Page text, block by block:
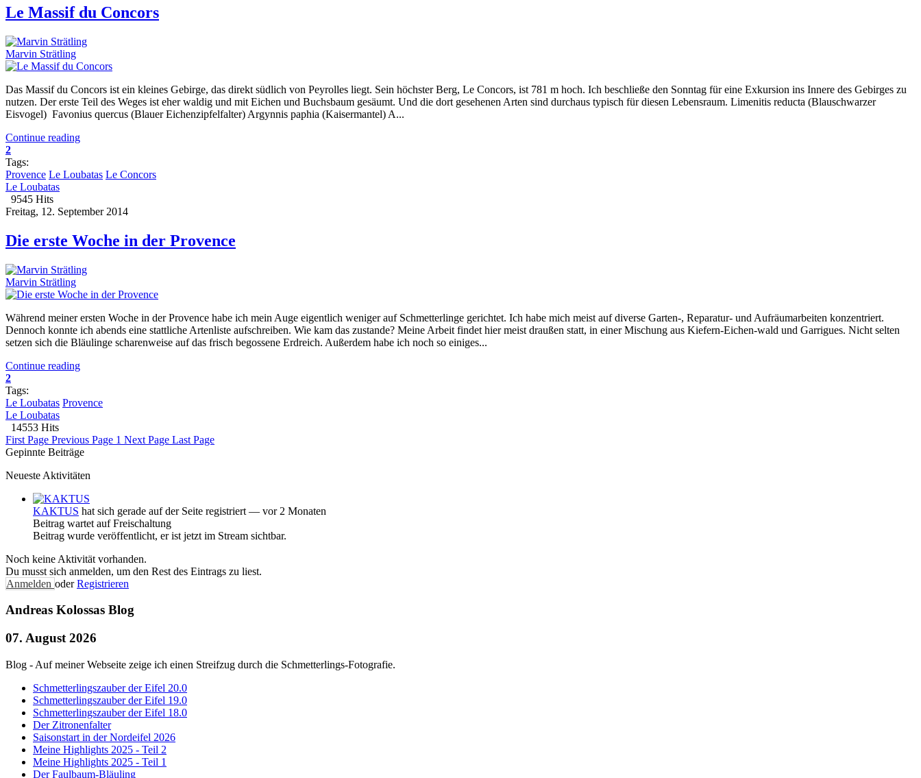
Le Massif du Concors
Marvin Strätling
Das Massif du Concors ist ein kleines Gebirge, das direkt südlich von Peyrolles liegt. Sein höchster Berg, Le Concors, ist 781 m hoch. Ich beschließe den Sonntag für eine Exkursion ins Innere des Gebirges zu
nutzen. Der erste Teil des Weges ist eher waldig und mit Eichen und Buchsbaum gesäumt. Und die dort gesehenen Arten sind durchaus typisch für diesen Lebensraum. Limenitis reducta (Blauschwarzer
Eisvogel) Favonius quercus (Blauer Eichenzipfelfalter) Argynnis paphia (Kaisermantel) A...
Continue reading
2
Tags:
Provence Le Loubatas Le Concors
Le Loubatas
9545 Hits
Freitag, 12. September 2014
Die erste Woche in der Provence
Marvin Strätling
Während meiner ersten Woche in der Provence habe ich mein Auge eigentlich weniger auf Schmetterlinge gerichtet. Ich habe mich meist auf diverse Garten-, Reparatur- und Aufräumarbeiten konzentriert.
Dennoch konnte ich abends eine stattliche Artenliste aufschreiben. Wie kam das zustande? Meine Arbeit findet hier meist draußen statt, in einer Mischung aus Kiefern-Eichen-wald und Garrigues. Nicht selten
setzen sich die Bläulinge scharenweise auf das frisch begossene Erdreich. Außerdem habe ich noch so einiges...
Continue reading
2
Tags:
Le Loubatas Provence
Le Loubatas
14553 Hits
First Page Previous Page 1 Next Page Last Page
Gepinnte Beiträge
Neueste Aktivitäten
KAKTUS hat sich gerade auf der Seite registriert — vor 2 Monaten
Beitrag wartet auf Freischaltung
Beitrag wurde veröffentlicht, er ist jetzt im Stream sichtbar.
Noch keine Aktivität vorhanden.
Du musst sich anmelden, um den Rest des Eintrags zu liest.
Anmelden oderRegistrieren
Andreas Kolossas Blog
07. August 2026
Blog - Auf meiner Webseite zeige ich einen Streifzug durch die Schmetterlings-Fotografie.
Schmetterlingszauber der Eifel 20.0
Schmetterlingszauber der Eifel 19.0
Schmetterlingszauber der Eifel 18.0
Der Zitronenfalter
Saisonstart in der Nordeifel 2026
Meine Highlights 2025 - Teil 2
Meine Highlights 2025 - Teil 1
Der Faulbaum-Bläuling